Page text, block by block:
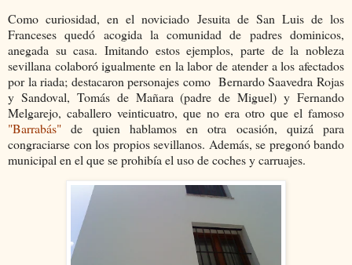
Como curiosidad, en el noviciado Jesuita de San Luis de los
Franceses quedó acogida la comunidad de padres dominicos,
anegada su casa. Imitando estos ejemplos, parte de la nobleza
sevillana colaboró igualmente en la labor de atender a los afectados
por la riada; destacaron personajes como Bernardo Saavedra Rojas
y Sandoval, Tomás de Mañara (padre de Miguel) y Fernando
Melgarejo, caballero veinticuatro, que no era otro que el famoso
"Barrabás" de quien hablamos en otra ocasión, quizá para
congraciarse con los propios sevillanos. Además, se pregonó bando
municipal en el que se prohibía el uso de coches y carruajes.